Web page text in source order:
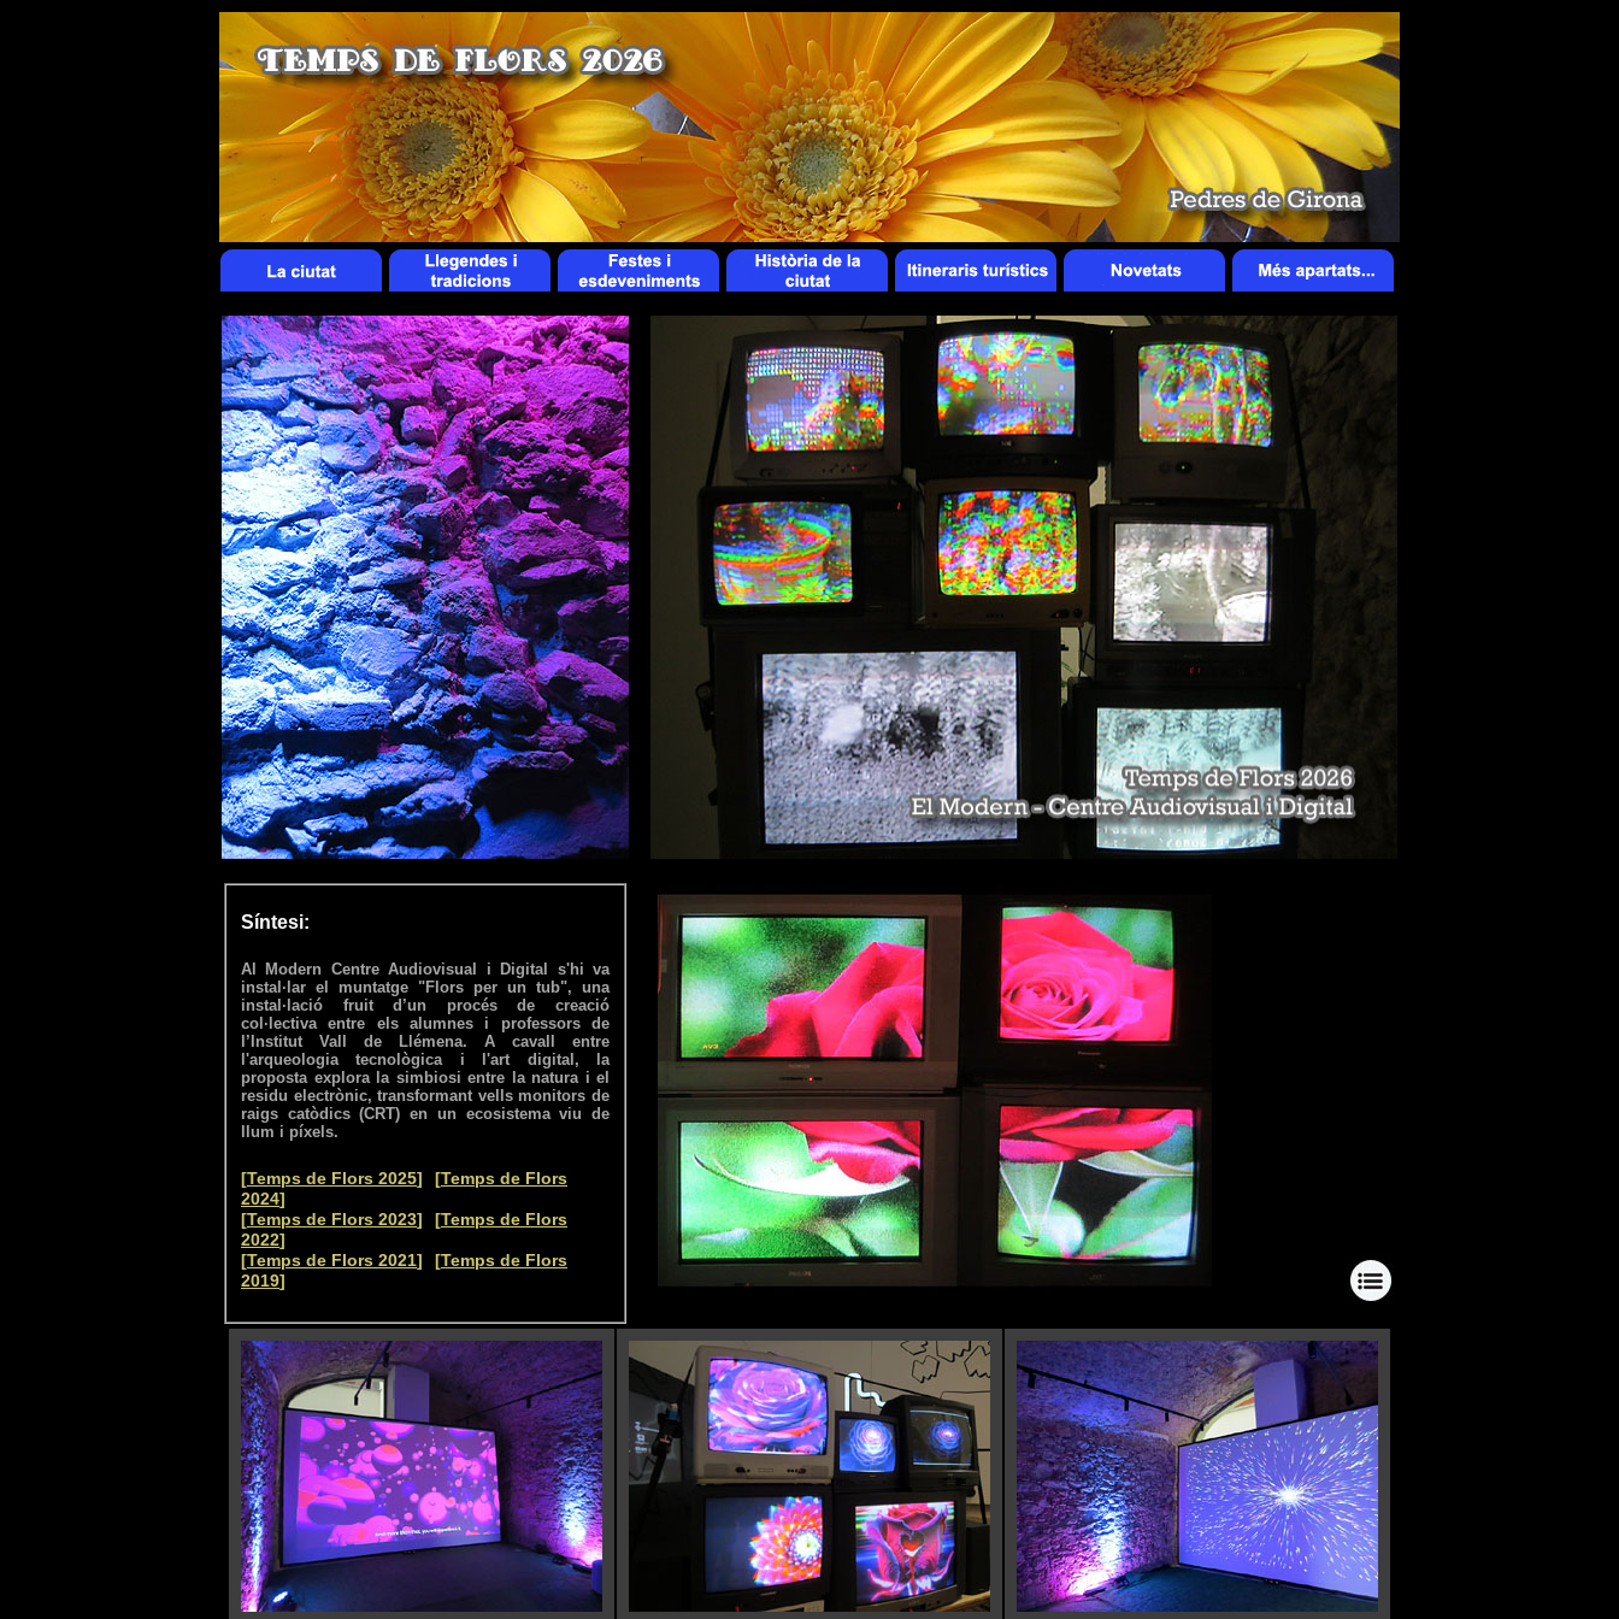
Síntesi:
Al Modern Centre Audiovisual i Digital s'hi va
instal·lar el muntatge "Flors per un tub", una
instal·lació fruit d’un procés de creació
col·lectiva entre els alumnes i professors de
l’Institut Vall de Llémena. A cavall entre
l'arqueologia tecnològica i l'art digital, la
proposta explora la simbiosi entre la natura i el
residu electrònic, transformant vells monitors de
raigs catòdics (CRT) en un ecosistema viu de
llum i píxels.
[Temps de Flors 2025] [Temps de Flors
2024]
[Temps de Flors 2023] [Temps de Flors
2022]
[Temps de Flors 2021] [Temps de Flors
2019]